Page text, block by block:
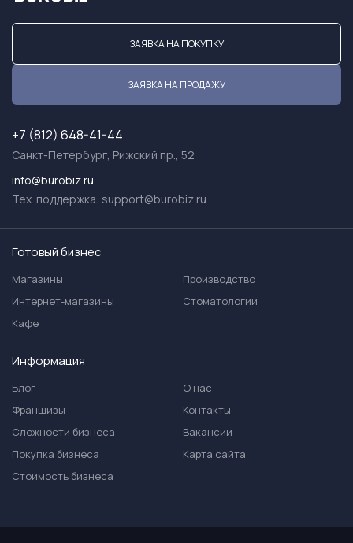
ЗАЯВКА НА ПОКУПКУ
ЗАЯВКА НА ПРОДАЖУ
+7 (812) 648-41-44
Санкт-Петербург, Рижский пр., 52
info@burobiz.ru
Тех. поддержка: support@burobiz.ru
Готовый бизнес
Магазины
Интернет-магазины
Кафе
Производство
Стоматологии
Информация
Блог
Франшизы
Сложности бизнеса
Покупка бизнеса
Стоимость бизнеса
О нас
Контакты
Вакансии
Карта сайта